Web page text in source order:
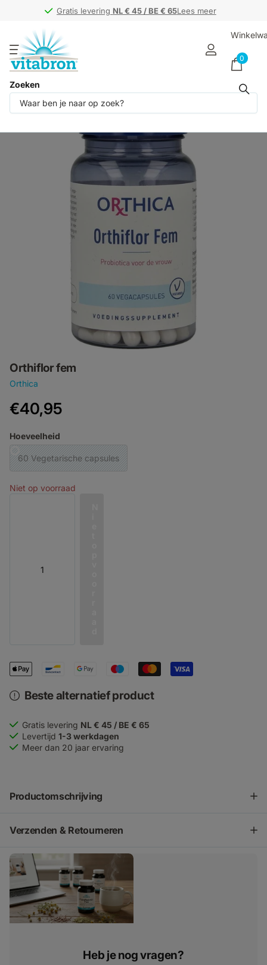
Gratis levering NL € 45 / BE € 65Lees meer
Gratis levering NL € 45 / BE € 65
Zoeken
0
Deel dit product
Niet op voorraad
Orthiflor fem
Orthica
€40,95
Hoeveelheid
60 Vegetarische capsules
Niet op voorraad
Beste alternatief product
Gratis levering NL € 45 / BE € 65
Levertijd 1-3 werkdagen
Meer dan 20 jaar ervaring
Productomschrijving
Verzenden & Retourneren
Heb je nog vragen?